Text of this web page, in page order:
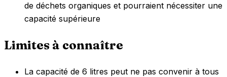
de déchets organiques et pourraient nécessiter une
capacité supérieure
Limites à connaître
La capacité de 6 litres peut ne pas convenir à tous